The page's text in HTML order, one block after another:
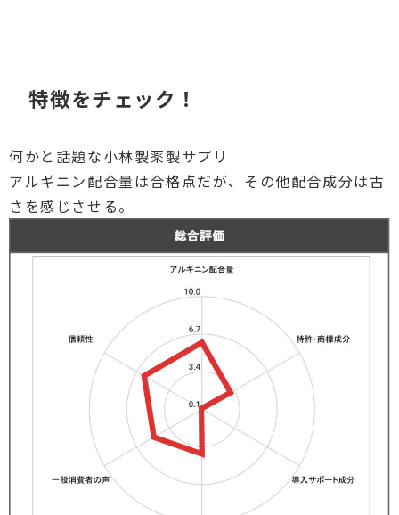
特徴をチェック！
何かと話題な小林製薬製サプリ
アルギニン配合量は合格点だが、その他配合成分は古
さを感じさせる。